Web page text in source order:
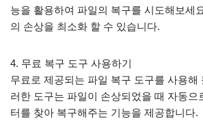
능을 활용하여 파일의 복구를 시도해보세
의 손상을 최소화 할 수 있습니다.
4. 무료 복구 도구 사용하기
무료로 제공되는 파일 복구 도구를 사용해
러한 도구는 파일이 손상되었을 때 자동으
터를 찾아 복구해주는 기능을 제공합니다.